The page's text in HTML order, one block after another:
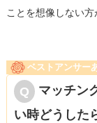
ことを想像しない
ベストアンサー
マッチン
い時どうした